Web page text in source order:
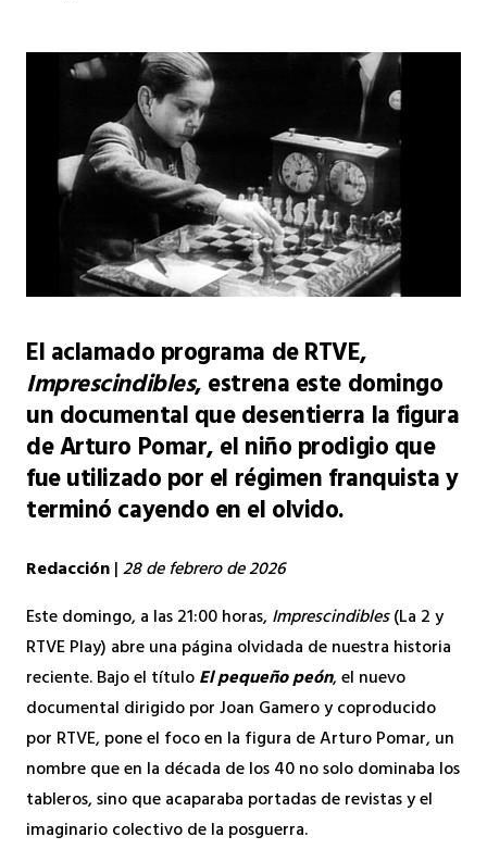
El aclamado programa de RTVE,
Imprescindibles, estrena este domingo
un documental que desentierra la figura
de Arturo Pomar, el niño prodigio que
fue utilizado por el régimen franquista y
terminó cayendo en el olvido.
Redacción|28 de febrero de 2026
Este domingo, a las 21:00 horas,Imprescindibles(La 2 y
RTVE Play) abre una página olvidada de nuestra historia
reciente. Bajo el títuloEl pequeño peón, el nuevo
documental dirigido por Joan Gamero y coproducido
por RTVE, pone el foco en la figura de Arturo Pomar, un
nombre que en la década de los 40 no solo dominaba los
tableros, sino que acaparaba portadas de revistas y el
imaginario colectivo de la posguerra.